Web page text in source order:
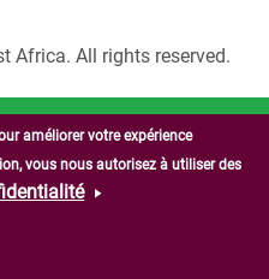
Africa. All rights reserved.
améliorer votre expérience
vous nous autorisez à utiliser des